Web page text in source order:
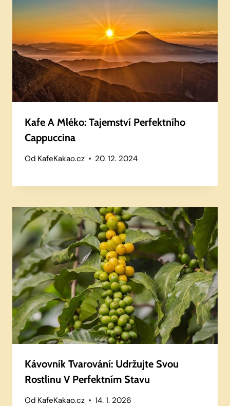
Kafe A Mléko: Tajemství Perfektního
Cappuccina
Od KafeKakao.cz 20. 12. 2024
Kávovník Tvarování: Udržujte Svou
Rostlinu V Perfektním Stavu
Od KafeKakao.cz 14. 1. 2026